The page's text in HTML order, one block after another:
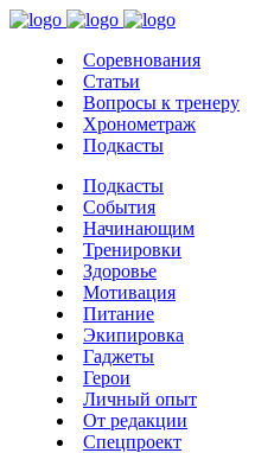
Соревнования
Статьи
Вопросы к тренеру
Хронометраж
Подкасты
Подкасты
События
Начинающим
Тренировки
Здоровье
Мотивация
Питание
Экипировка
Гаджеты
Герои
Личный опыт
От редакции
Спецпроект